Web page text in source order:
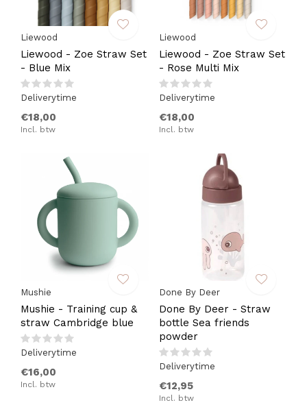
Liewood
Liewood - Zoe Straw Set
- Blue Mix
Deliverytime
€18,00
Incl. btw
Liewood
Liewood - Zoe Straw Set
- Rose Multi Mix
Deliverytime
€18,00
Incl. btw
Mushie
Mushie - Training cup &
straw Cambridge blue
Deliverytime
€16,00
Incl. btw
Done By Deer
Done By Deer - Straw
bottle Sea friends
powder
Deliverytime
€12,95
Incl. btw